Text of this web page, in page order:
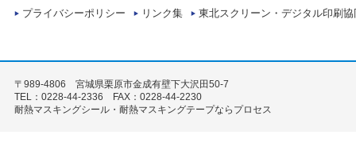
プライバシーポリシー リンク集 東北スクリーン・デジタル印刷協
〒989-4806 宮城県栗原市金成有壁下大沢田50-7
TEL：0228-44-2336 FAX：0228-44-2230
耐熱マスキングシール・耐熱マスキングテープならプロセス